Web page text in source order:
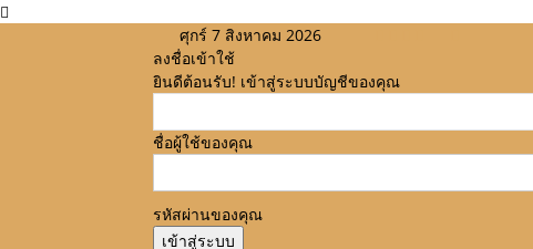
ศุกร์ 7 สิงหาคม 2026
ลงชื่อเข้าใช้
ยินดีต้อนรับ! เข้าสู่ระบบบัญชีของคุณ
ชื่อผู้ใช้ของคุณ
รหัสผ่านของคุณ